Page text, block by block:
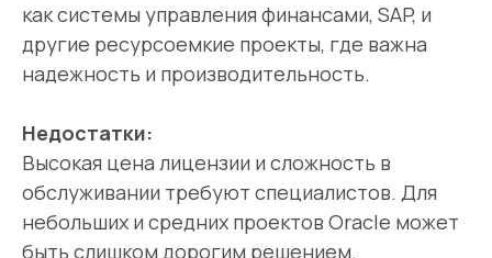
как системы управления финансами, SAP, и
другие ресурсоемкие проекты, где важна
надежность и производительность.
Недостатки:
Высокая цена лицензии и сложность в
обслуживании требуют специалистов. Для
небольших и средних проектов Oracle может
быть слишком дорогим решением.